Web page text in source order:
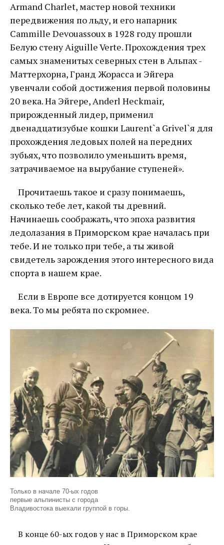
Armand Charlet, мастер новой техники
передвижения по льду, и его напарник
Cammille Devouassoux в 1928 году прошли
Белую стену Aiguille Verte. Прохождения трех
самых знаменитых северных стен в Альпах -
Маттерхорна, Гранд Жорасса и Эйгера
увенчали собой достижения первой половины
20 века. На Эйгере, Anderl Heckmair,
прирожденный лидер, применил
двенадцатизубые кошки Laurent`а Grivel`я для
прохождения ледовых полей на передних
зубьях, что позволило уменьшить время,
затрачиваемое на вырубание ступеней».
Прочитаешь такое и сразу понимаешь,
сколько тебе лет, какой ты древний.
Начинаешь соображать, что эпоха развития
ледолазания в Приморском крае началась при
тебе. И не только при тебе, а ты живой
свидетель зарождения этого интересного вида
спорта в нашем крае.
Если в Европе все дотируется концом 19
века. То мы ребята по скромнее.
Только в начале 70-ых годов
первые альпинисты с города
Владивостока выехали группой в горы.
В конце 60-ых годов у нас в Приморском крае